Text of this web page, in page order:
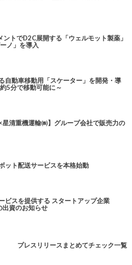
ントでD2C展開する「ウェルモット製薬」
ノ」を導入
自動車移動用「スケーター」を開発・導
5分で移動可能に～
星清重機運輸㈱】グループ会社で販売力の
ット配送サービスを本格始動
ビスを提供する スタートアップ企業
出資のお知らせ
プレスリリースまとめてチェック一覧